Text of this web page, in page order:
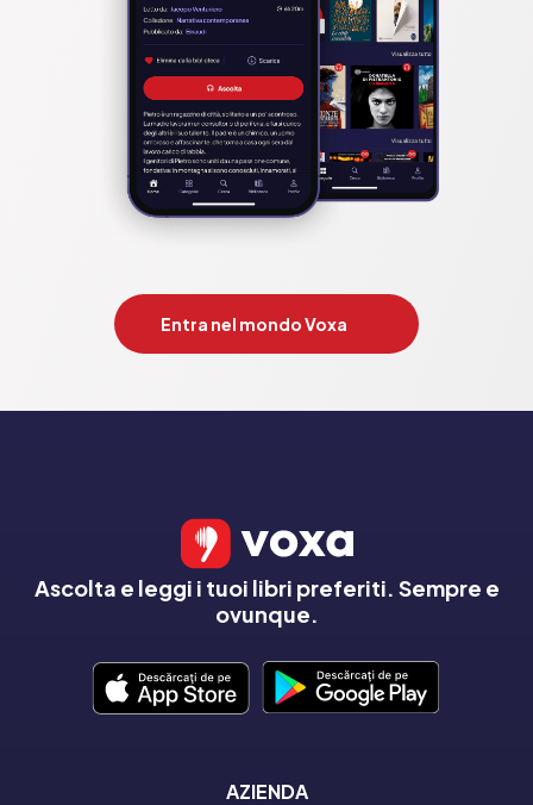
Entra nel mondo Voxa
Ascolta e leggi i tuoi libri preferiti. Sempre e
ovunque.
AZIENDA